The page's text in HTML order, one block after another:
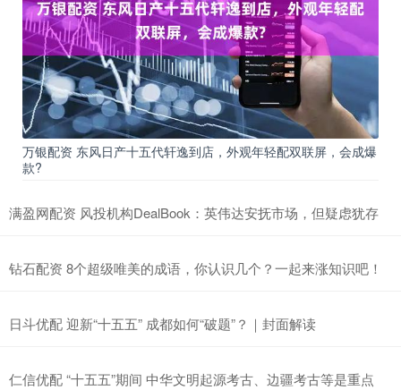
万银配资 东风日产十五代轩逸到店，外观年轻配双联屏，会成爆
款?
满盈网配资 风投机构DealBook：英伟达安抚市场，但疑虑犹存
钻石配资 8个超级唯美的成语，你认识几个？一起来涨知识吧！
日斗优配 迎新“十五五” 成都如何“破题”？｜封面解读
仁信优配 “十五五”期间 中华文明起源考古、边疆考古等是重点